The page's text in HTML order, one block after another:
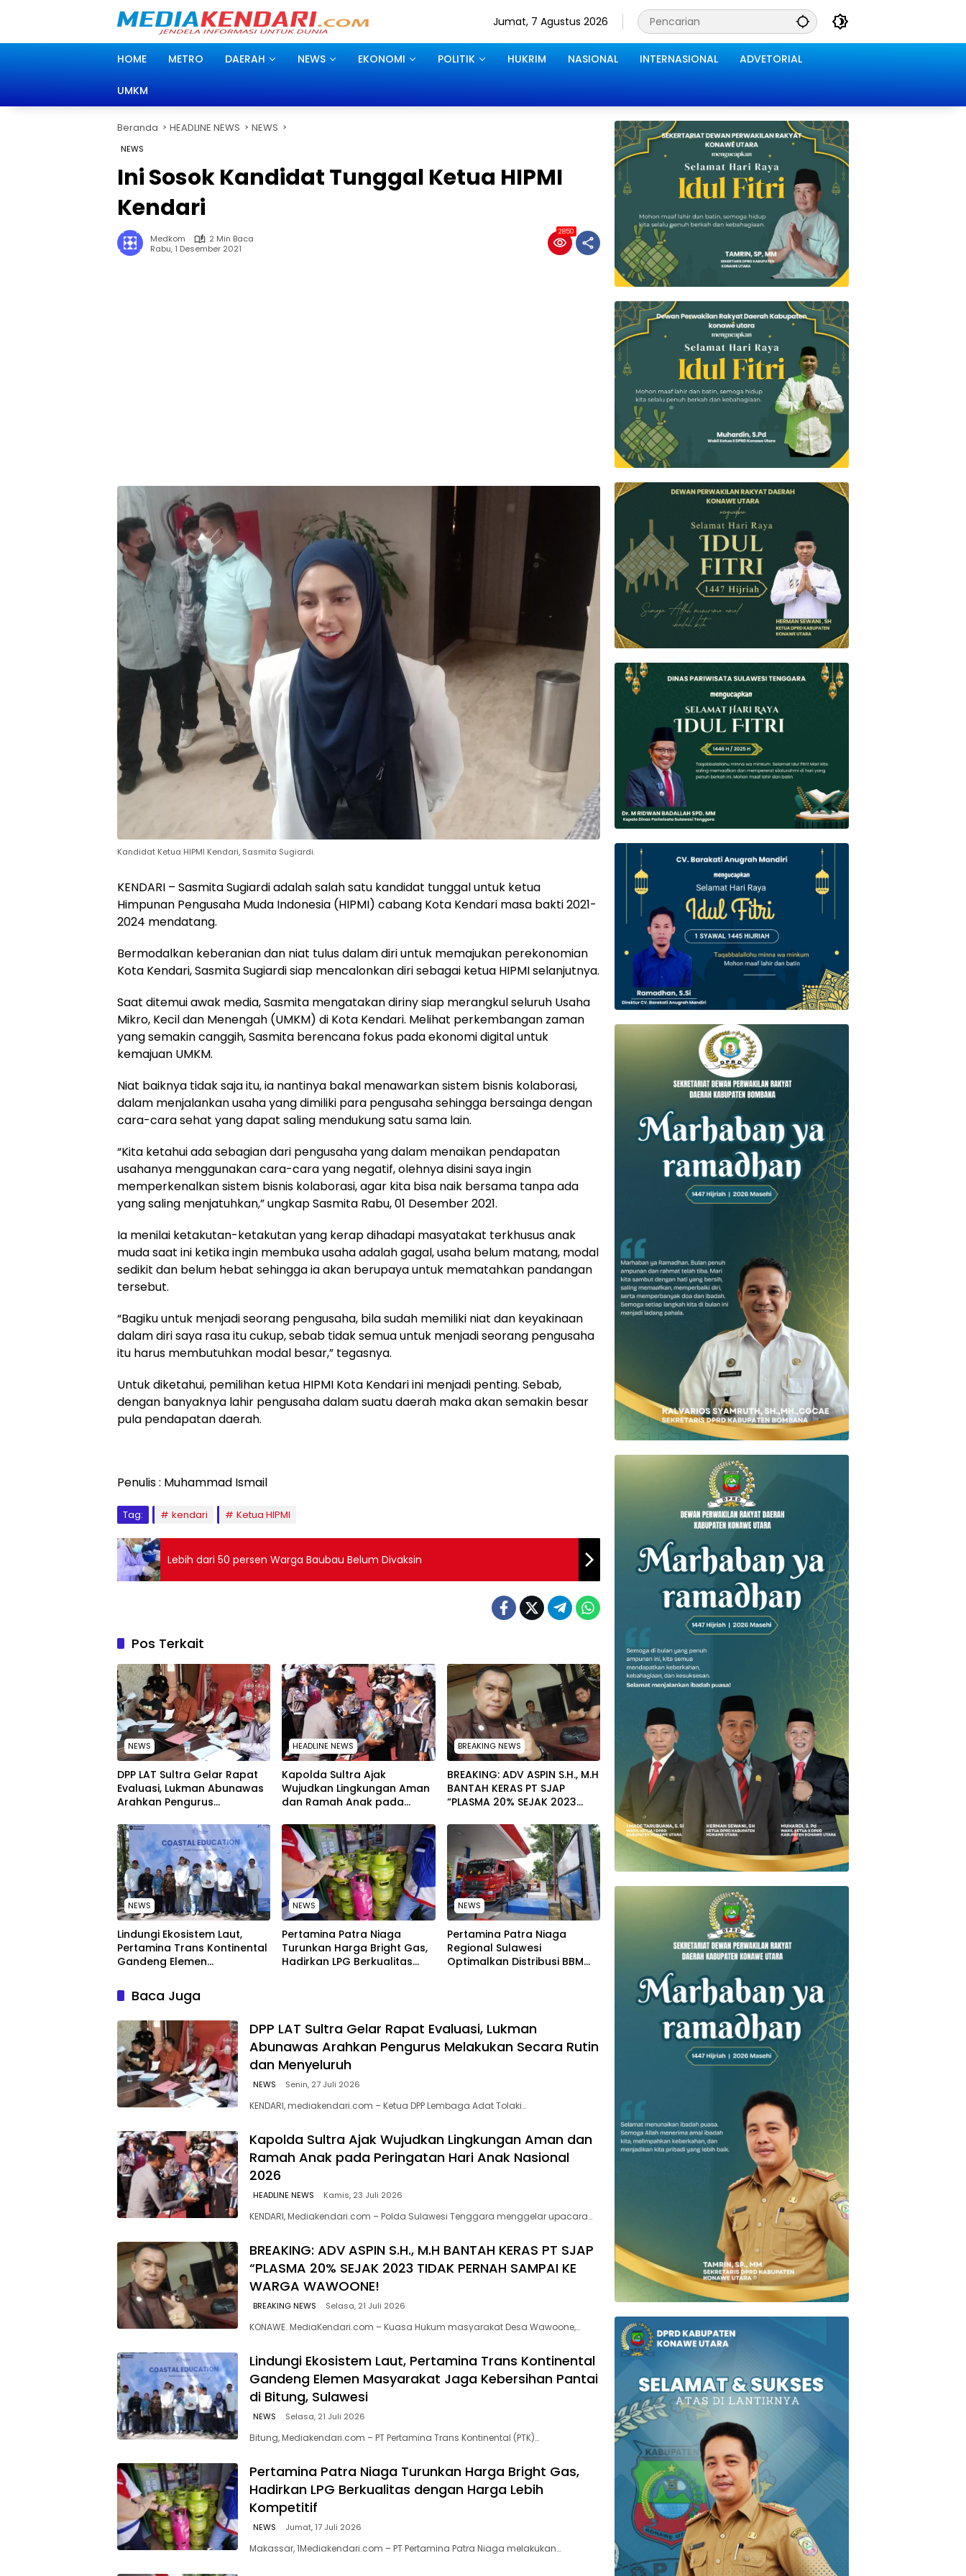
Jumat, 7 Agustus 2026
HOME METRO DAERAH NEWS EKONOMI POLITIK HUKRIM NASIONAL INTERNASIONAL ADVETORIAL
UMKM
Beranda HEADLINE NEWS NEWS
NEWS
Ini Sosok Kandidat Tunggal Ketua HIPMI
Kendari
Medkom
2 Min Baca
Rabu, 1 Desember 2021
2850
Kandidat Ketua HIPMI Kendari, Sasmita Sugiardi.
KENDARI – Sasmita Sugiardi adalah salah satu kandidat tunggal untuk ketua
Himpunan Pengusaha Muda Indonesia (HIPMI) cabang Kota Kendari masa bakti 2021-
2024 mendatang.
Bermodalkan keberanian dan niat tulus dalam diri untuk memajukan perekonomian
Kota Kendari, Sasmita Sugiardi siap mencalonkan diri sebagai ketua HIPMI selanjutnya.
Saat ditemui awak media, Sasmita mengatakan diriny siap merangkul seluruh Usaha
Mikro, Kecil dan Menengah (UMKM) di Kota Kendari. Melihat perkembangan zaman
yang semakin canggih, Sasmita berencana fokus pada ekonomi digital untuk
kemajuan UMKM.
Niat baiknya tidak saja itu, ia nantinya bakal menawarkan sistem bisnis kolaborasi,
dalam menjalankan usaha yang dimiliki para pengusaha sehingga bersainga dengan
cara-cara sehat yang dapat saling mendukung satu sama lain.
“Kita ketahui ada sebagian dari pengusaha yang dalam menaikan pendapatan
usahanya menggunakan cara-cara yang negatif, olehnya disini saya ingin
memperkenalkan sistem bisnis kolaborasi, agar kita bisa naik bersama tanpa ada
yang saling menjatuhkan,” ungkap Sasmita Rabu, 01 Desember 2021.
Ia menilai ketakutan-ketakutan yang kerap dihadapi masyatakat terkhusus anak
muda saat ini ketika ingin membuka usaha adalah gagal, usaha belum matang, modal
sedikit dan belum hebat sehingga ia akan berupaya untuk mematahkan pandangan
tersebut.
“Bagiku untuk menjadi seorang pengusaha, bila sudah memiliki niat dan keyakinaan
dalam diri saya rasa itu cukup, sebab tidak semua untuk menjadi seorang pengusaha
itu harus membutuhkan modal besar,” tegasnya.
Untuk diketahui, pemilihan ketua HIPMI Kota Kendari ini menjadi penting. Sebab,
dengan banyaknya lahir pengusaha dalam suatu daerah maka akan semakin besar
pula pendapatan daerah.
Penulis : Muhammad Ismail
Tag: kendari Ketua HIPMI
Lebih dari 50 persen Warga Baubau Belum Divaksin
Pos Terkait
NEWS
‎DPP LAT Sultra Gelar Rapat
Evaluasi, Lukman Abunawas
Arahkan Pengurus
Menyeluruh
HEADLINE NEWS
Kapolda Sultra Ajak
Wujudkan Lingkungan Aman
dan Ramah Anak pada
Nasional 2026
BREAKING NEWS
BREAKING: ADV ASPIN S.H., M.H
BANTAH KERAS PT SJAP
“PLASMA 20% SEJAK 2023
WARGA WAWOONE!
NEWS
Lindungi Ekosistem Laut,
Pertamina Trans Kontinental
Gandeng Elemen
Kebersihan Pantai di Bitung,
Sulawesi
NEWS
Pertamina Patra Niaga
Turunkan Harga Bright Gas,
Hadirkan LPG Berkualitas
NEWS
Pertamina Patra Niaga
Regional Sulawesi
Optimalkan Distribusi BBM
Baca Juga
‎DPP LAT Sultra Gelar Rapat Evaluasi, Lukman
Abunawas Arahkan Pengurus Melakukan Secara Rutin
dan Menyeluruh
NEWS Senin, 27 Juli 2026
KENDARI, mediakendari.com – Ketua DPP Lembaga Adat Tolaki…
Kapolda Sultra Ajak Wujudkan Lingkungan Aman dan
Ramah Anak pada Peringatan Hari Anak Nasional
2026
HEADLINE NEWS Kamis, 23 Juli 2026
KENDARI, Mediakendari.com – Polda Sulawesi Tenggara menggelar upacara…
BREAKING: ADV ASPIN S.H., M.H BANTAH KERAS PT SJAP
“PLASMA 20% SEJAK 2023 TIDAK PERNAH SAMPAI KE
WARGA WAWOONE!
BREAKING NEWS Selasa, 21 Juli 2026
KONAWE. MediaKendari.com – Kuasa Hukum masyarakat Desa Wawoone,…
Lindungi Ekosistem Laut, Pertamina Trans Kontinental
Gandeng Elemen Masyarakat Jaga Kebersihan Pantai
di Bitung, Sulawesi
NEWS Selasa, 21 Juli 2026
Bitung, Mediakendari.com – PT Pertamina Trans Kontinental (PTK)…
Pertamina Patra Niaga Turunkan Harga Bright Gas,
Hadirkan LPG Berkualitas dengan Harga Lebih
Kompetitif
NEWS Jumat, 17 Juli 2026
Makassar, 1Mediakendari.com – PT Pertamina Patra Niaga melakukan…